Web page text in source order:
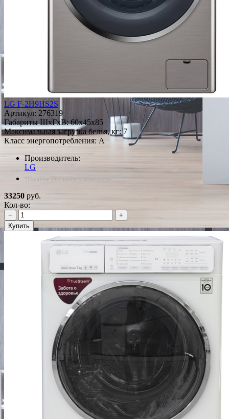
LG F-2H9HS2S
Артикул: 276319
Габариты ШxГxВ: 60x45x85
Максимальная загрузка белья, кг: 7
Класс энергопотребления: A
Производитель:
LG
*Наличие уточняйте у менеджера
33250 руб.
Кол-во:
−
+
Купить